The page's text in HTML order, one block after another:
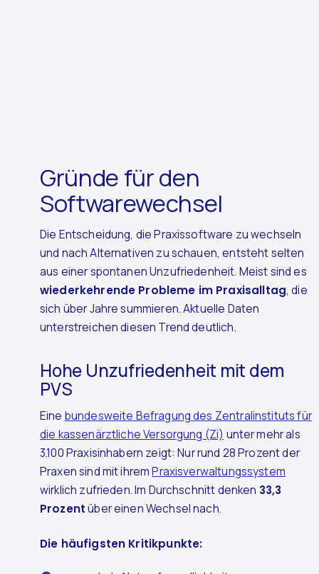
Gründe für den
Softwarewechsel
Die Entscheidung, die Praxissoftware zu wechseln
und nach Alternativen zu schauen, entsteht selten
aus einer spontanen Unzufriedenheit. Meist sind es
wiederkehrende Probleme im Praxisalltag, die
sich über Jahre summieren. Aktuelle Daten
unterstreichen diesen Trend deutlich.
Hohe Unzufriedenheit mit dem
PVS
Eine bundesweite Befragung des Zentralinstituts für
die kassenärztliche Versorgung (Zi) unter mehr als
3.100 Praxisinhabern zeigt: Nur rund 28 Prozent der
Praxen sind mit ihremPraxisverwaltungssystem
wirklich zufrieden. Im Durchschnitt denken 33,3
Prozentüber einen Wechsel nach.
Die häufigsten Kritikpunkte: